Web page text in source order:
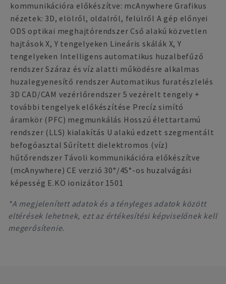
kommunikációra előkészítve: mcAnywhere Grafikus
nézetek: 3D, elölről, oldalról, felülről A gép előnyei
ODS optikai meghajtórendszer Cső alakú közvetlen
hajtások X, Y tengelyeken Lineáris skálák X, Y
tengelyeken Intelligens automatikus huzalbefűző
rendszer Száraz és víz alatti működésre alkalmas
huzalegyenesítő rendszer Automatikus furatészlelés
3D CAD/CAM vezérlőrendszer 5 vezérelt tengely +
további tengelyek előkészítése Precíz simító
áramkör (PFC) megmunkálás Hosszú élettartamú
rendszer (LLS) kialakítás U alakú edzett szegmentált
befogóasztal Sűrített dielektromos (víz)
hűtőrendszer Távoli kommunikációra előkészítve
(mcAnywhere) CE verzió 30°/45°-os huzalvágási
képesség E.KO ionizátor 1501
*A megjelenített adatok és a tényleges adatok között
eltérések lehetnek, ezt az értékesítési képviselőnek kell
megerősítenie.